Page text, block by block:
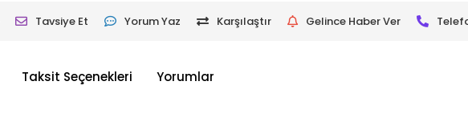
Tavsiye Et Yorum Yaz Karşılaştır Gelince Haber Ver
Taksit Seçenekleri Yorumlar